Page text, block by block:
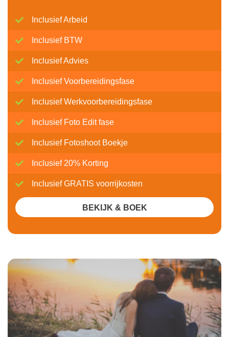
Inclusief Arbeid
Inclusief BTW
Inclusief Advies
Inclusief Voorbereidingsfase
Inclusief Werkvoorbereidingsfase
Inclusief Foto Edit fase
Inclusief Fotoshoot Boekje
Inclusief 20% Korting
Inclusief GRATIS voorrijkosten
BEKIJK & BOEK